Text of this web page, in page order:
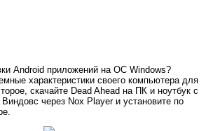
Android приложений на ОС Windows?
характеристики своего компьютера для
скачайте Dead Ahead на ПК и ноутбук с
через Nox Player и установите по